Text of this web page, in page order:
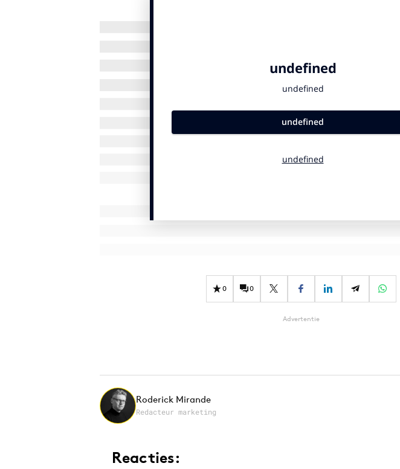
0 0
Advertentie
Roderick Mirande
Redacteur marketing
Reacties: